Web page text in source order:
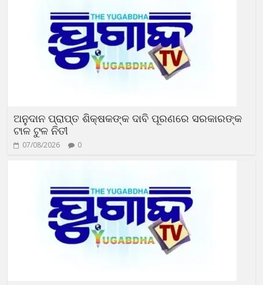
ଅନୁଦାନ ପ୍ରାପ୍ତ ଶିକ୍ଷକଙ୍କ ଦାବି ପୂରଣରେ ସରକାରଙ୍କ
ଟାଳ ଟୁଳ ନିତୀ
07/08/2026 0